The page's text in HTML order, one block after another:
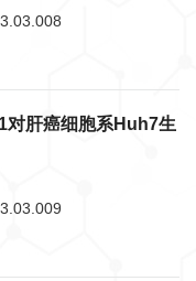
对肝癌细胞系Huh7生